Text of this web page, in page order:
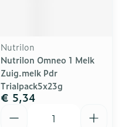
Nutrilon
Nutrilon Omneo 1 Melk
Zuig.melk Pdr
Trialpack5x23g
€ 5,34